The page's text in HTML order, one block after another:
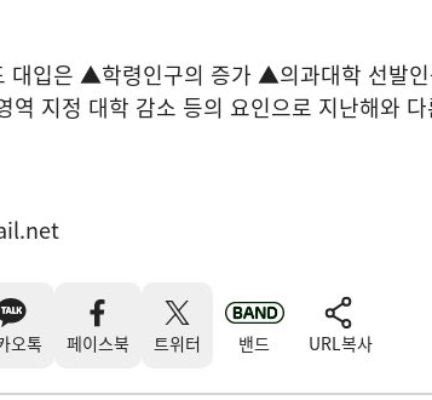
대입은 ▲학령인구의 증가 ▲의과대학 선발
지정 대학 감소 등의 요인으로 지난해와
오톡 페이스북 트위터 밴드 URL복사